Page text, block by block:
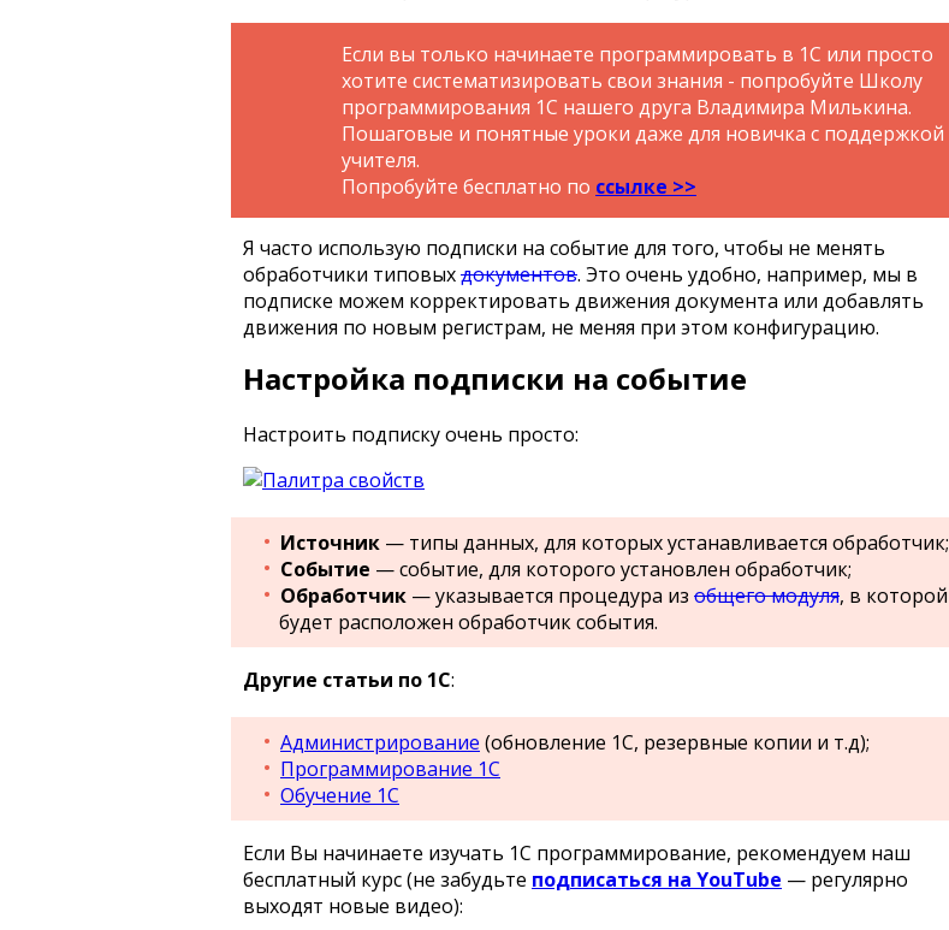
Если вы только начинаете программировать в 1С или просто
хотите систематизировать свои знания - попробуйте Школу
программирования 1С нашего друга Владимира Милькина.
Пошаговые и понятные уроки даже для новичка с поддержкой
учителя.
Попробуйте бесплатно по ссылке >>
Я часто использую подписки на событие для того, чтобы не менять
обработчики типовыхдокументов. Это очень удобно, например, мы в
подписке можем корректировать движения документа или добавлять
движения по новым регистрам, не меняя при этом конфигурацию.
Настройка подписки на событие
Настроить подписку очень просто:
Источник — типы данных, для которых устанавливается обработчик;
Событие — событие, для которого установлен обработчик;
Обработчик — указывается процедура из общего модуля, в которой
будет расположен обработчик события.
Другие статьи по 1С:
Администрирование (обновление 1С, резервные копии и т.д);
Программирование 1С
Обучение 1С
Если Вы начинаете изучать 1С программирование, рекомендуем наш
бесплатный курс (не забудьте подписаться на YouTube — регулярно
выходят новые видео):